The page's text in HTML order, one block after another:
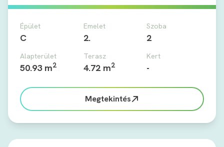
Épület
C
Emelet
2.
Szoba
2
Alapterület
50.93 m2
Terasz
4.72 m2
Kert
-
Megtekintés